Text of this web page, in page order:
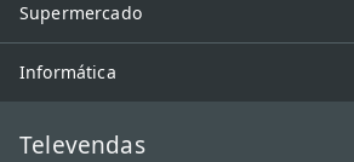
Supermercado
Informática
Televendas